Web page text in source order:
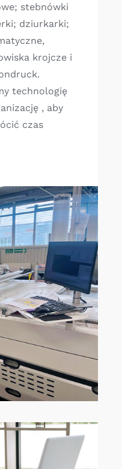
stebnówki
dziurkarki;
krojcze i
technologię
, aby
czas